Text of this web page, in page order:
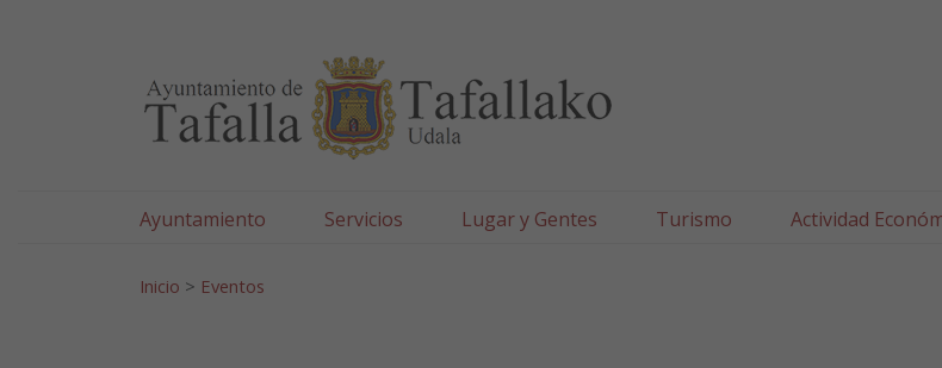
Ayuntamiento Servicios Lugar y Gentes Turismo Actividad
Inicio > Eventos